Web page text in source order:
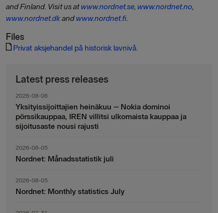
and Finland. Visit us atwww.nordnet.se, www.nordnet.no,
www.nordnet.dkandwww.nordnet.fi.
Files
Privat aksjehandel på historisk lavnivå.
Latest press releases
2026-08-06
Yksityissijoittajien heinäkuu – Nokia dominoi
pörssikauppaa, IREN villitsi ulkomaista kauppaa ja
sijoitusaste nousi rajusti
2026-08-05
Nordnet: Månadsstatistik juli
2026-08-05
Nordnet: Monthly statistics July